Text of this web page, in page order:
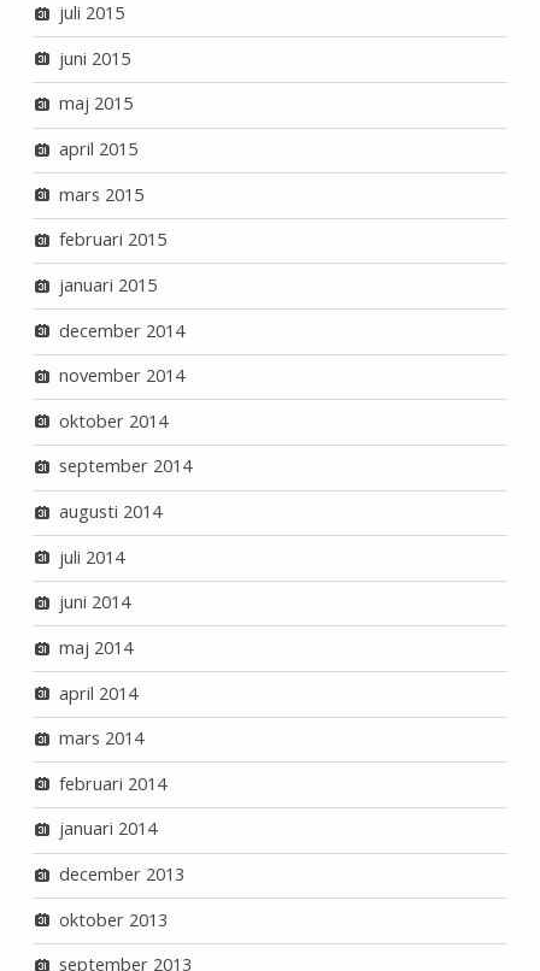
juli 2015
juni 2015
maj 2015
april 2015
mars 2015
februari 2015
januari 2015
december 2014
november 2014
oktober 2014
september 2014
augusti 2014
juli 2014
juni 2014
maj 2014
april 2014
mars 2014
februari 2014
januari 2014
december 2013
oktober 2013
september 2013